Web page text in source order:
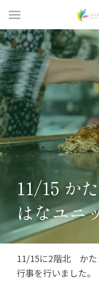
Home
ブログ
すべてのカテゴリ
お知らせ
ご家族の広場
つどいの間予約
法人概要
施設概要
サービス案内
お問い合わせ
採用情報
11/15 か
はなユニ
11/15に2階北　か
行事を行いました。